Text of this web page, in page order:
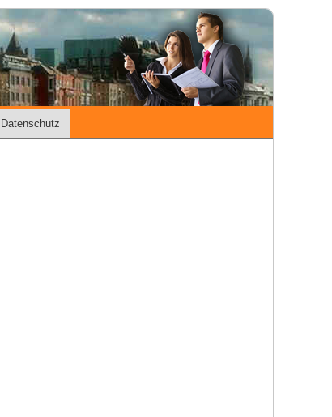
Datenschutz